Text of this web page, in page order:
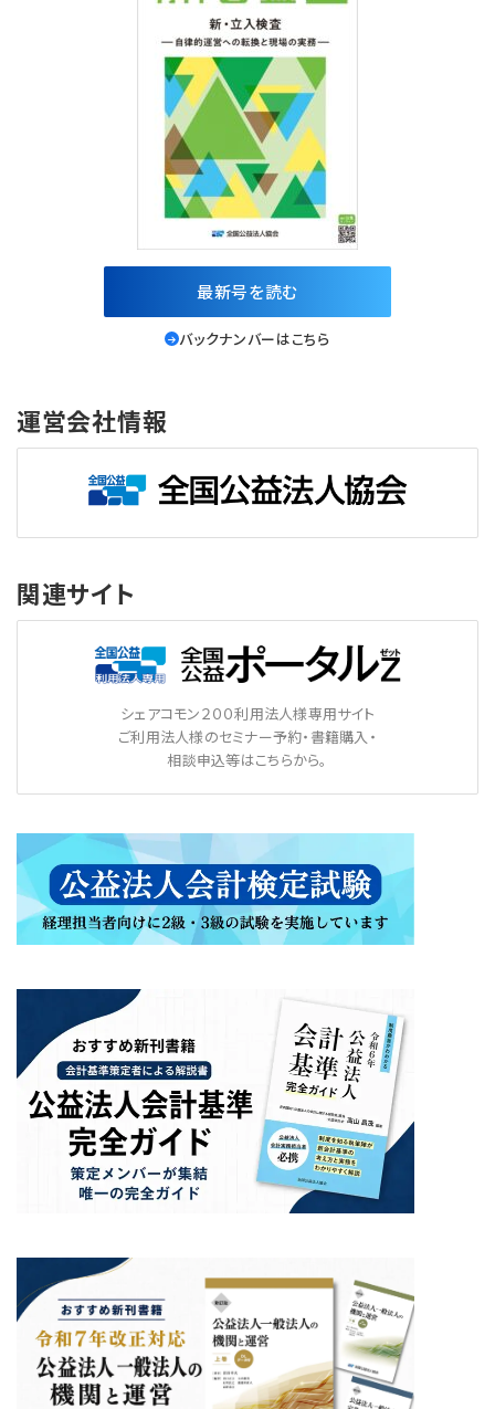
最新号を読む
バックナンバーはこちら
運営会社情報
関連サイト
シェアコモン２００利用法人様専用サイト
ご利用法人様のセミナー予約・書籍購入・
相談申込等はこちらから。